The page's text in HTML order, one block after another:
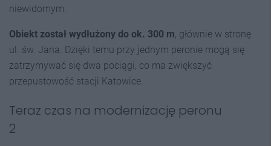
niewidomym.
Obiekt został wydłużony do ok. 300 m, głównie w stronę
ul. św. Jana. Dzięki temu przy jednym peronie mogą się
zatrzymywać się dwa pociągi, co ma zwiększyć
przepustowość stacji Katowice.
Teraz czas na modernizację peronu
2